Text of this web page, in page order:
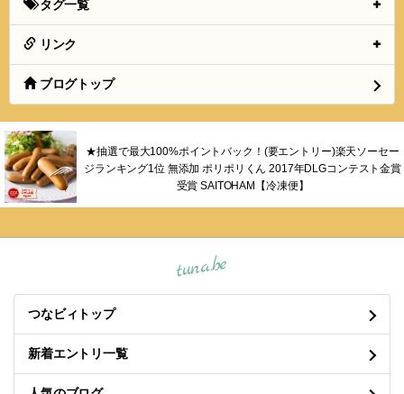
タグ一覧
リンク
ブログトップ
★抽選で最大100%ポイントバック！(要エントリー)楽天ソーセー
ジランキング1位 無添加 ポリポリくん 2017年DLGコンテスト金賞
受賞 SAITOHAM【冷凍便】
tuna.be
つなビィトップ
新着エントリ一覧